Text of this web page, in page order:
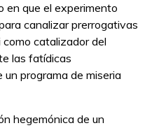
en que el experimento
canalizar prerrogativas
como catalizador del
las fatídicas
programa de miseria
hegemónica de un